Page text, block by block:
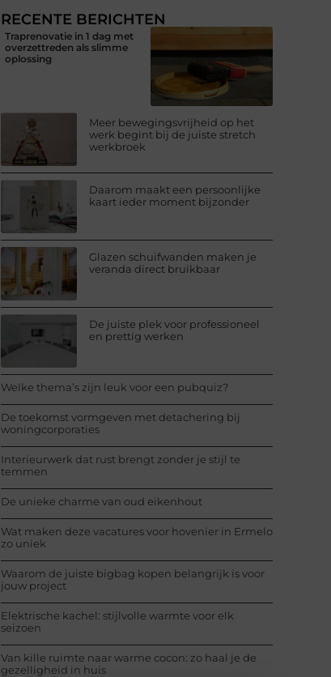
RECENTE BERICHTEN
Traprenovatie in 1 dag met
overzettreden als slimme
oplossing
Meer bewegingsvrijheid op het
werk begint bij de juiste stretch
werkbroek
Daarom maakt een persoonlijke
kaart ieder moment bijzonder
Glazen schuifwanden maken je
veranda direct bruikbaar
De juiste plek voor professioneel
en prettig werken
Welke thema’s zijn leuk voor een pubquiz?
De toekomst vormgeven met detachering bij
woningcorporaties
Interieurwerk dat rust brengt zonder je stijl te
temmen
De unieke charme van oud eikenhout
Wat maken deze vacatures voor hovenier in Ermelo
zo uniek
Waarom de juiste bigbag kopen belangrijk is voor
jouw project
Elektrische kachel: stijlvolle warmte voor elk
seizoen
Van kille ruimte naar warme cocon: zo haal je de
gezelligheid in huis